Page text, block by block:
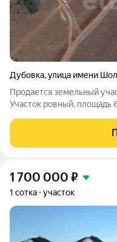
Дубовка,улица имени
Продается земельный
Участок ровный, площадь
Категория: Земли
садоводства. Подъезд
1 700 000 ₽
1 сотка участок